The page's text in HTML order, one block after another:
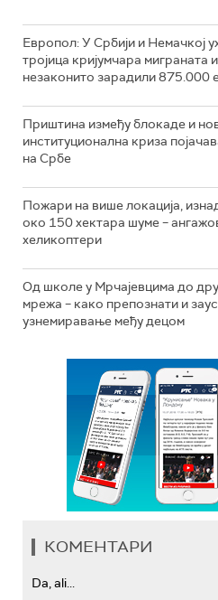
Европол: У Србији и Немачкој
тројица кријумчара миграната
незаконито зарадили 875.000
Приштина између блокаде и
институционална криза
на Србе
Пожари на више локација,
око 150 хектара шуме –
хеликоптери
Од школе у Мрчајевцима до
мрежа – како препознати и
узнемиравање међу децом
КОМЕНТАРИ
Da, ali...